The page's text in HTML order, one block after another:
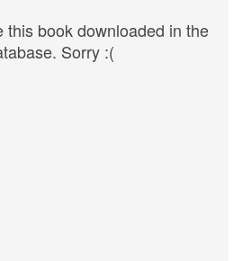
this book downloaded in the
Sorry :(